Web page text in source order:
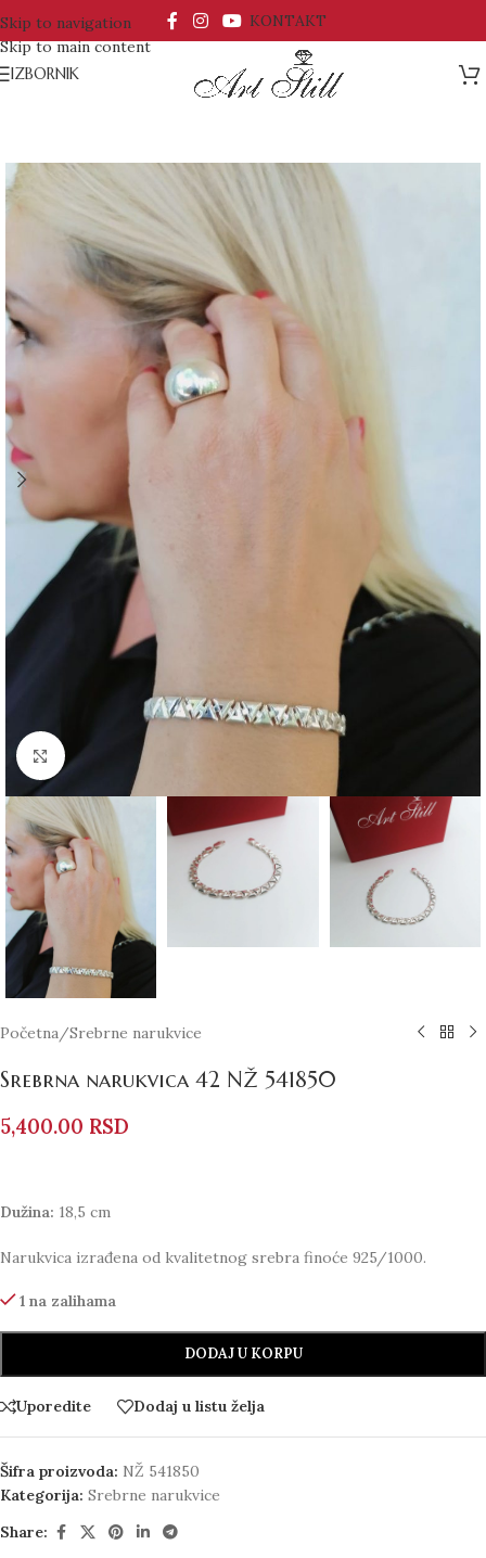
Skip to navigation
Skip to main content
KONTAKT
IZBORNIK
Click to enlarge
Početna/Srebrne narukvice
Srebrna narukvica 42 NŽ 541850
5,400.00 RSD
Dužina: 18,5 cm
Narukvica izrađena od kvalitetnog srebra finoće 925/1000.
1 na zalihama
DODAJ U KORPU
Uporedite Dodaj u listu želja
Šifra proizvoda: NŽ 541850
Kategorija: Srebrne narukvice
Share: